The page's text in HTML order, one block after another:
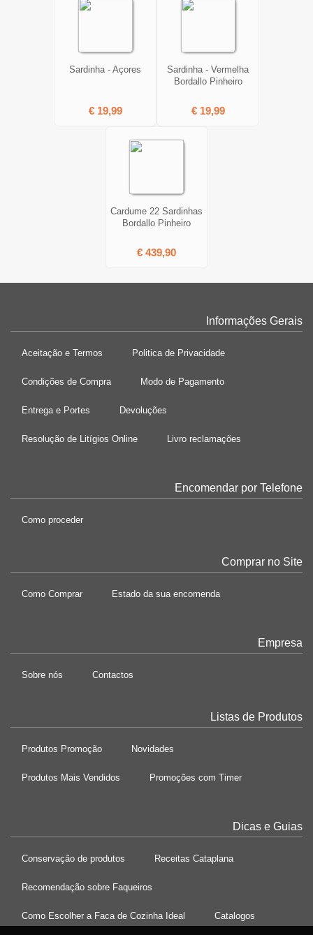
Sardinha - Açores
€ 19,99
Sardinha - Vermelha
Bordallo Pinheiro
€ 19,99
Cardume 22 Sardinhas
Bordallo Pinheiro
€ 439,90
Informações Gerais
Aceitação e Termos Politica de Privacidade
Condições de Compra Modo de Pagamento
Entrega e Portes Devoluções
Resolução de Litígios Online Livro reclamações
Encomendar por Telefone
Como proceder
Comprar no Site
Como Comprar Estado da sua encomenda
Empresa
Sobre nós Contactos
Listas de Produtos
Produtos Promoção Novidades
Produtos Mais Vendidos Promoções com Timer
Dicas e Guias
Conservação de produtos Receitas Cataplana
Recomendação sobre Faqueiros
Como Escolher a Faca de Cozinha Ideal Catalogos